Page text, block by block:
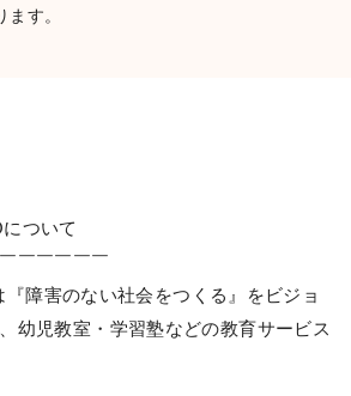
す。
ついて
￣￣￣￣￣
障害のない社会をつくる』をビジョ
幼児教室・学習塾などの教育サービス